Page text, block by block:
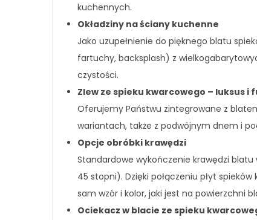
kuchennych.
Okładziny na ściany kuchenne
Jako uzupełnienie do pięknego blatu
fartuchy, backsplash) z
czystości.
Zlew ze spieku kwarcowego – luksus i
Oferujemy Państwu zintegrowane z
wariantach, także z podwójnym dnem i
Opcje obróbki krawędzi
Standardowe wykończenie krawędzi
45 stopni). Dzięki połączeniu płyt
sam wzór i kolor, jaki jest na powierzchni
Ociekacz w blacie ze spieku